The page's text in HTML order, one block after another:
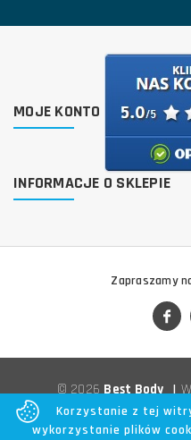
MOJE KONTO
INFORMACJE O SKLEPIE
Zapraszamy
© 2026 Best Body |
Korzystanie z tej
wykorzystanie plików